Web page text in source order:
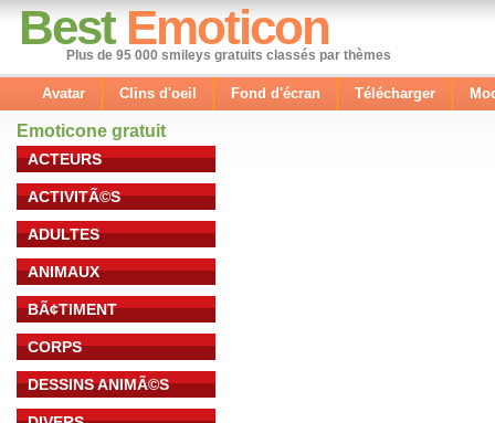
Best Emoticon
Plus de 95 000 smileys gratuits classés par thèmes
Avatar Clins d'oeil Fond d'écran Télécharger
Emoticone gratuit
ACTEURS
ACTIVITÃ©S
ADULTES
ANIMAUX
BÃ¢TIMENT
CORPS
DESSINS ANIMÃ©S